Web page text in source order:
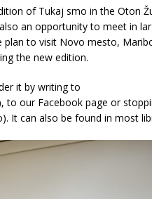
of Tukaj smo in the Oton
an opportunity to meet in
plan to visit Novo mesto,
the new edition.
it by writing to
to our Facebook page or
It can also be found in most